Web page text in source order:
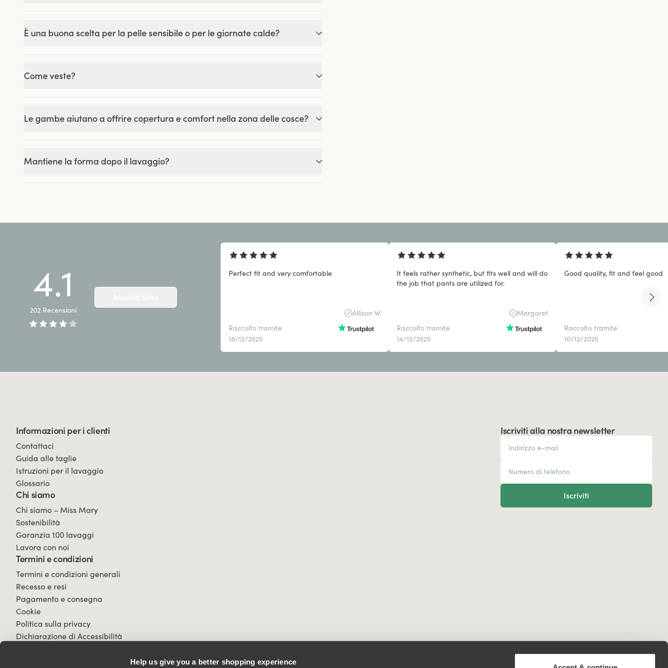
Help us give you a better shopping experience
È una buona scelta per la pelle sensibile o per le giornate calde?
Come veste?
Le gambe aiutano a offrire copertura e comfort nella zona delle cosce?
Mantiene la forma dopo il lavaggio?
4.1
202 Recensioni
Perfect fit and very comfortable
Allison W
Raccolto tramite
18/12/2025
It feels rather synthetic, but fits well and will do
the job that pants are utilized for.
Margaret
Raccolto tramite
14/12/2025
Good quality, fit and feel good
Raccolto tramite
10/12/2025
Iscriviti alla nostra newsletter
Iscriviti
Informazioni per i clienti
Contattaci
Guida alle taglie
Istruzioni per il lavaggio
Glossario
Chi siamo
Chi siamo – Miss Mary
Sostenibilità
Garanzia 100 lavaggi
Lavora con noi
Termini e condizioni
Termini e condizioni generali
Recesso e resi
Pagamento e consegna
Cookie
Politica sulla privacy
Dichiarazione di Accessibilità